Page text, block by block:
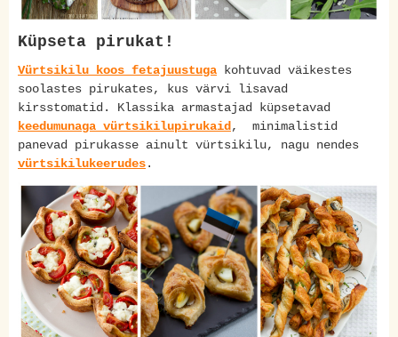
Küpseta pirukat!
Vürtsikilu koos fetajuustuga kohtuvad väikestes
soolastes pirukates, kus värvi lisavad
kirsstomatid. Klassika armastajad küpsetavad
keedumunaga vürtsikilupirukaid , minimalistid
panevad pirukasse ainult vürtsikilu, nagu nendes
vürtsikilukeerudes.